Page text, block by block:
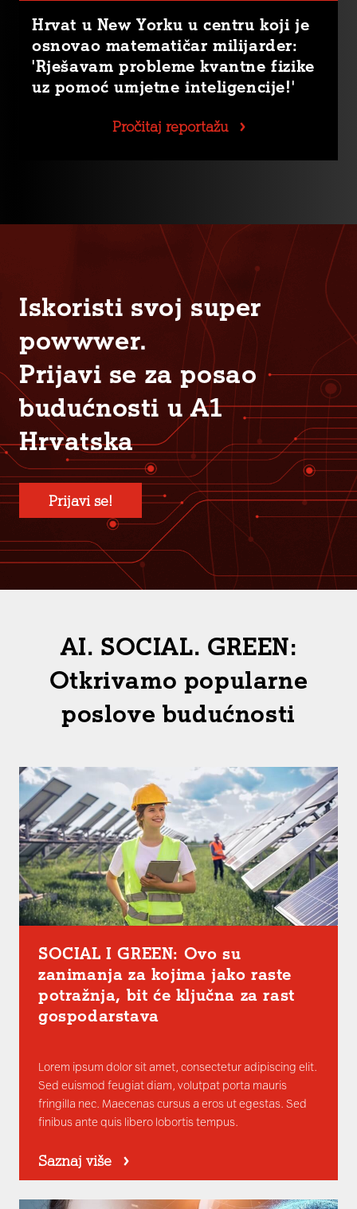
Hrvat u New Yorku u centru koji je
osnovao matematičar milijarder:
'Rješavam probleme kvantne fizike
uz pomoć umjetne inteligencije!'
Pročitaj reportažu
Iskoristi svoj super
powwwer.
Prijavi se za posao
budućnosti u A1
Hrvatska
Prijavi se!
AI. SOCIAL. GREEN:
Otkrivamo popularne
poslove budućnosti
SOCIAL I GREEN: Ovo su
zanimanja za kojima jako raste
potražnja, bit će ključna za rast
gospodarstava
Lorem ipsum dolor sit amet, consectetur adipiscing elit.
Sed euismod feugiat diam, volutpat porta mauris
fringilla nec. Maecenas cursus a eros ut egestas. Sed
finibus ante quis libero lobortis tempus.
Saznaj više